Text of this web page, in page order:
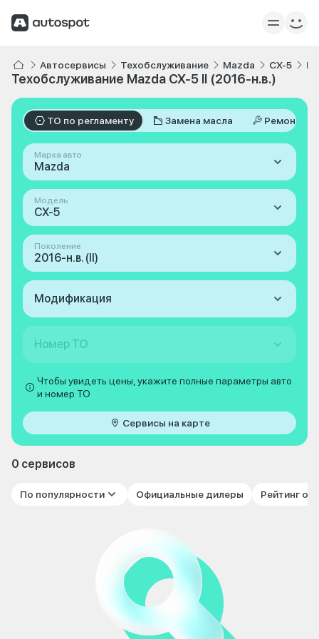
Автосервисы Техобслуживание Mazda CX-5 II
Техобслуживание Mazda CX-5 II (2016-н.в.)
ТО по регламенту Замена масла Ремонт
Марка авто
Mazda
Модель
CX-5
Поколение
2016-н.в. (II)
Модификация
Номер ТО
Чтобы увидеть цены, укажите полные параметры авто
и номер ТО
Сервисы на карте
0 сервисов
По популярности Официальные дилеры Рейтинг